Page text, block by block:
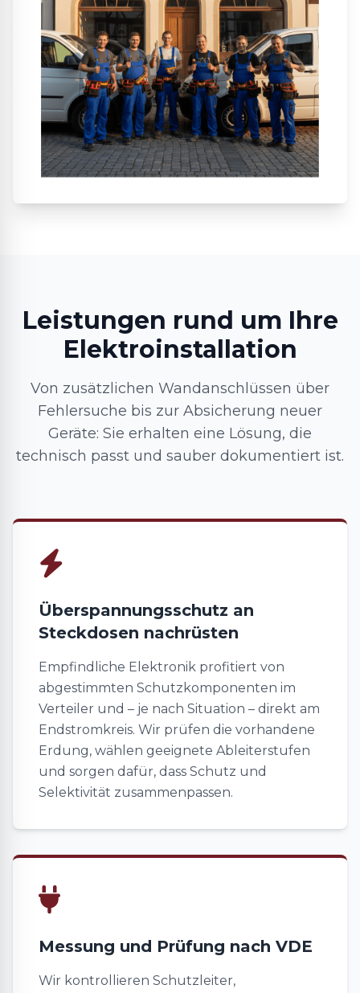
Leistungen rund um Ihre
Elektroinstallation
Von zusätzlichen Wandanschlüssen über
Fehlersuche bis zur Absicherung neuer
Geräte: Sie erhalten eine Lösung, die
technisch passt und sauber dokumentiert ist.
Überspannungsschutz an
Steckdosen nachrüsten
Empfindliche Elektronik profitiert von
abgestimmten Schutzkomponenten im
Verteiler und – je nach Situation – direkt am
Endstromkreis. Wir prüfen die vorhandene
Erdung, wählen geeignete Ableiterstufen
und sorgen dafür, dass Schutz und
Selektivität zusammenpassen.
Messung und Prüfung nach VDE
Wir kontrollieren Schutzleiter,